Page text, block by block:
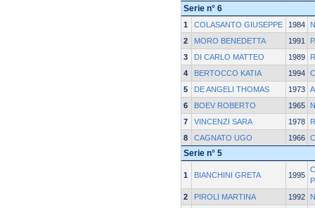
Serie n° 6
1 COLASANTO GIUSEPPE 1984
2
MORO BENEDETTA 1991
3
DI CARLO MATTEO 1989
4
BERTOCCO KATIA 1994
5
DE ANGELI THOMAS 1973
6
BOEV ROBERTO 1965
7
VINCENZI SARA 1978
8
CAGNATO UGO 1966
Serie n° 5
1 BIANCHINI GRETA 1995
2
PIROLI MARTINA 1992